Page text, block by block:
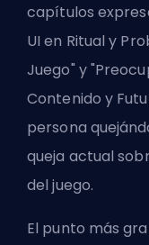
capítulos
UI en Ritual y
Juego" y
Contenido y
persona
queja actual
del juego.
El punto más